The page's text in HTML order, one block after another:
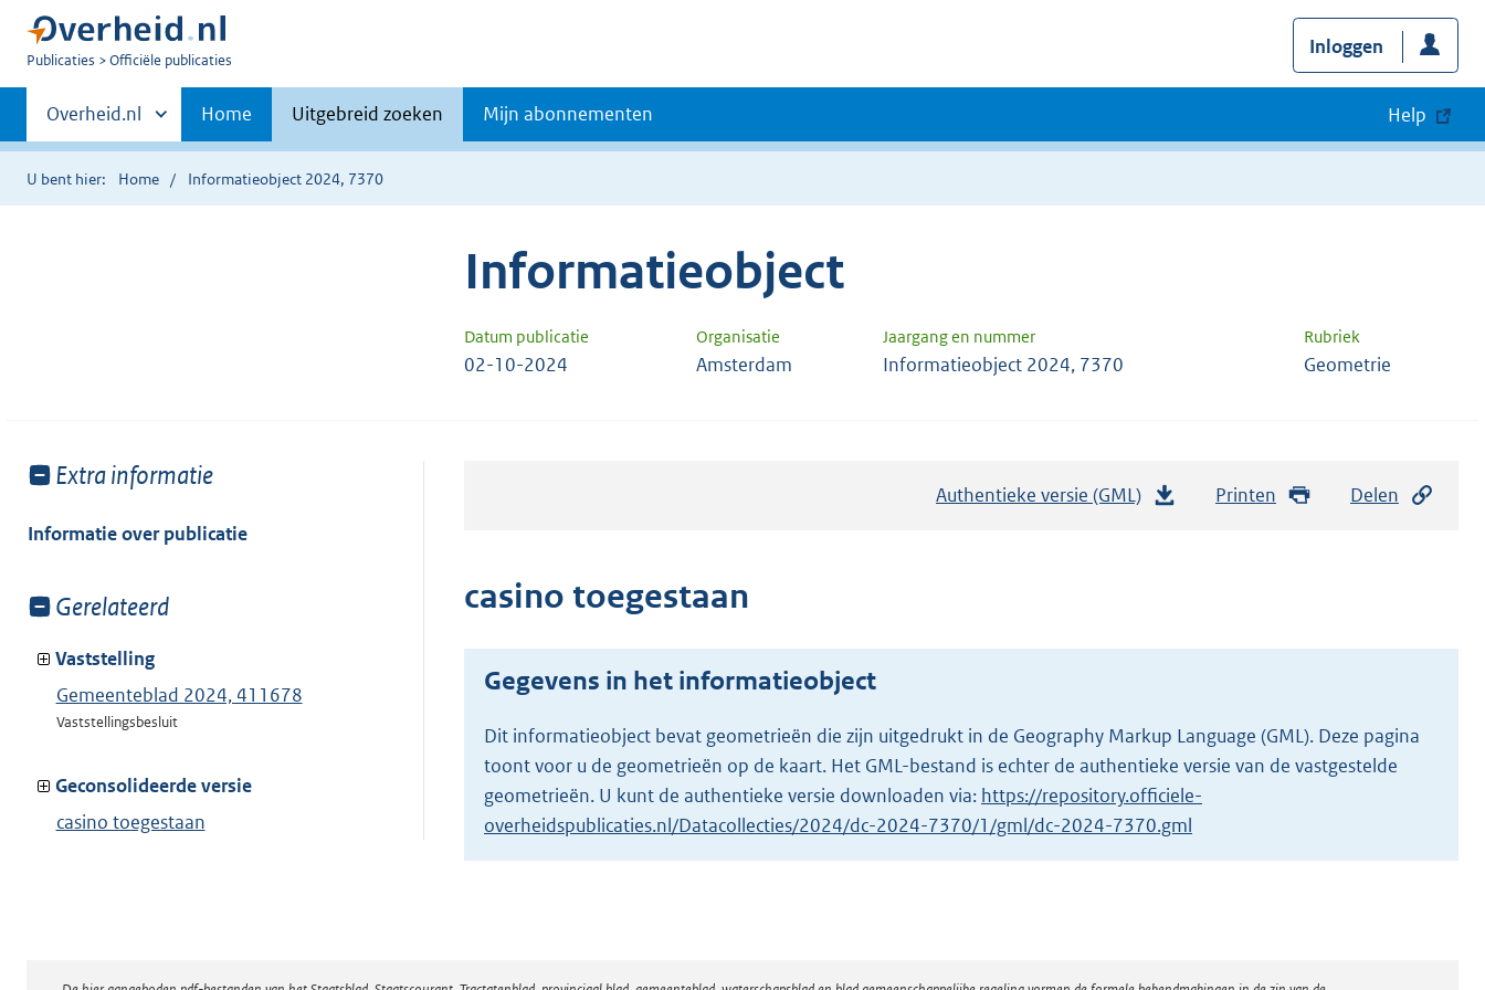
U
Publicaties Officiële publicaties
Inloggen
Primaire
navigatie
Andere
sites
binnen
Overheid.nl Home Uitgebreid zoeken Mijn abonnementen Help
U bent hier: Home Informatieobject 2024, 7370
Informatieobject
Datum publicatie Organisatie Jaargang en nummer Rubriek
02-10-2024 Amsterdam Informatieobject 2024, 7370 Geometrie
Toon
van:
Extra informatie
Informatie over publicatie
Toon
van:
Gerelateerd
Vaststelling
Gemeenteblad 2024, 411678
Vaststellingsbesluit
Geconsolideerde versie
casino toegestaan
Authentieke versie (GML)
n
g
r
o
o
Printen Delen
casino toegestaan
Gegevens in het informatieobject
Dit informatieobject bevat geometrieën die zijn uitgedrukt in de Geography Markup Language (GML). Deze pagina
toont voor u de geometrieën op de kaart. Het GML-bestand is echter de authentieke versie van de vastgestelde
geometrieën. U kunt de authentieke versie downloaden via: https://repository.officiele-
overheidspublicaties.nl/Datacollecties/2024/dc-2024-7370/1/gml/dc-2024-7370.gml